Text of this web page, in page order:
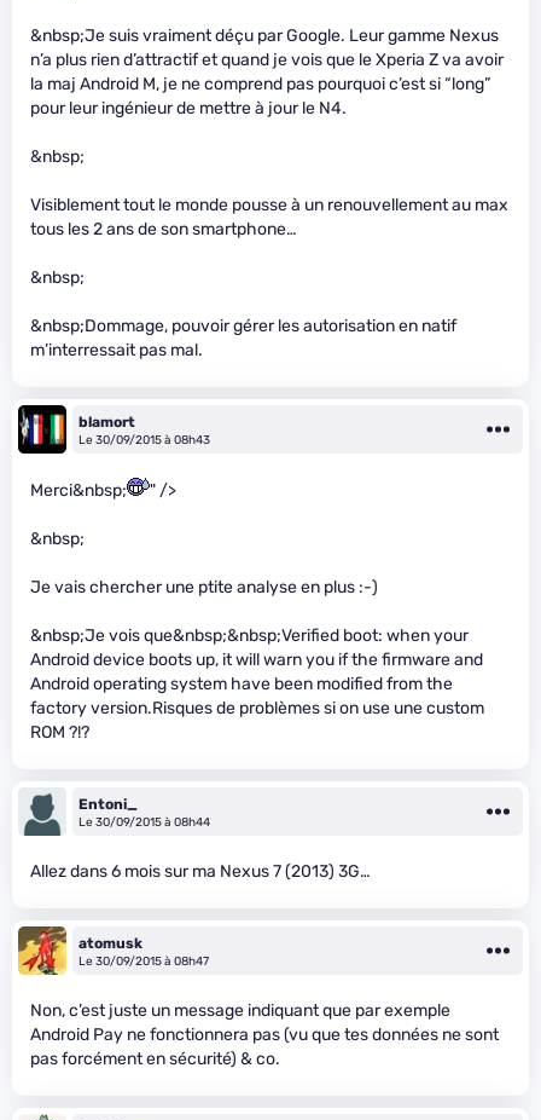
&nbsp;Je suis vraiment déçu par Google. Leur gamme Nexus
n’a plus rien d’attractif et quand je vois que le Xperia Z va avoir
la maj Android M, je ne comprend pas pourquoi c’est si “long”
pour leur ingénieur de mettre à jour le N4.
&nbsp;
Visiblement tout le monde pousse à un renouvellement au max
tous les 2 ans de son smartphone…
&nbsp;
&nbsp;Dommage, pouvoir gérer les autorisation en natif
m’interressait pas mal.
blamort
Le 30/09/2015 à 08h43
Merci&nbsp; " />
&nbsp;
Je vais chercher une ptite analyse en plus :-)
&nbsp;Je vois que&nbsp;&nbsp;Verified boot: when your
Android device boots up, it will warn you if the firmware and
Android operating system have been modified from the
factory version.Risques de problèmes si on use une custom
ROM ?!?
Entoni_
Le 30/09/2015 à 08h44
Allez dans 6 mois sur ma Nexus 7 (2013) 3G…
atomusk
Le 30/09/2015 à 08h47
Non, c’est juste un message indiquant que par exemple
Android Pay ne fonctionnera pas (vu que tes données ne sont
pas forcément en sécurité) & co.